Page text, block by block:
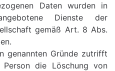
Daten wurden in
Dienste der
gemäß Art. 8 Abs.
genannten Gründe zutrifft
die Löschung von